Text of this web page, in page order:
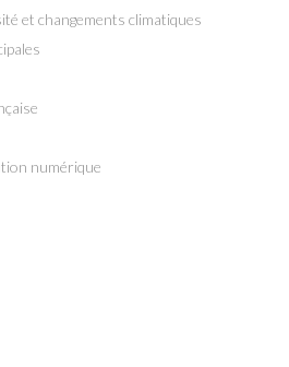
et changements climatiques
numérique